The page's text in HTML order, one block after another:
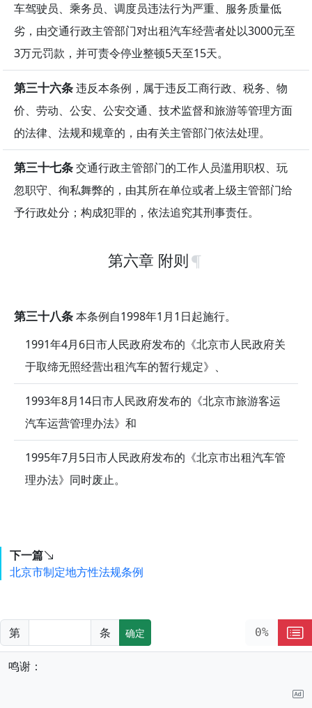
车驾驶员、乘务员、调度员违法行为严重、服务质量低
劣，由交通行政主管部门对出租汽车经营者处以3000元至
3万元罚款，并可责令停业整顿5天至15天。
第三十六条违反本条例，属于违反工商行政、税务、物
价、劳动、公安、公安交通、技术监督和旅游等管理方面
的法律、法规和规章的，由有关主管部门依法处理。
第三十七条交通行政主管部门的工作人员滥用职权、玩
忽职守、徇私舞弊的，由其所在单位或者上级主管部门给
予行政处分；构成犯罪的，依法追究其刑事责任。
第六章 附则
第三十八条本条例自1998年1月1日起施行。
1991年4月6日市人民政府发布的《北京市人民政府关
于取缔无照经营出租汽车的暂行规定》、
1993年8月14日市人民政府发布的《北京市旅游客运
汽车运营管理办法》和
1995年7月5日市人民政府发布的《北京市出租汽车管
理办法》同时废止。
下一篇
北京市制定地方性法规条例
第 条 确定 0%
鸣谢：